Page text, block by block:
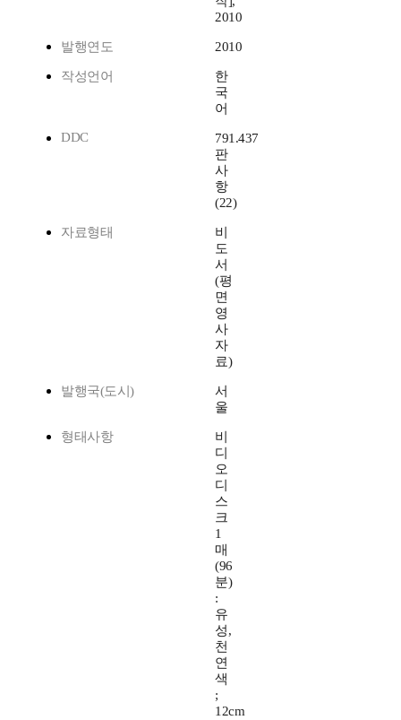
2010
발행연도 2010
작성언어
한
국
어
DDC
791.437
판
사
항
(22)
자료형태
비
도
서
(평
면
영
사
자
료)
발행국(도시)
서
울
형태사항
비
디
오
디
스
크
1
매
(96
분)
:
유
성,
천
연
색
;
12cm